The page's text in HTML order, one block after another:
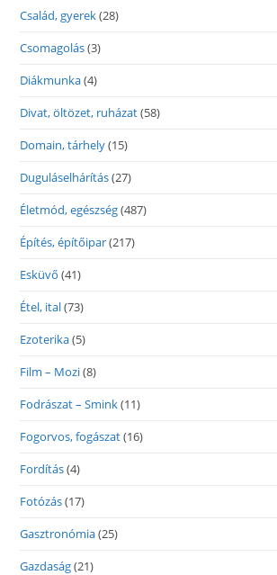
Család, gyerek(28)
Csomagolás(3)
Diákmunka(4)
Divat, öltözet, ruházat(58)
Domain, tárhely(15)
Duguláselhárítás(27)
Életmód, egészség(487)
Építés, építőipar(217)
Esküvő (41)
Étel, ital(73)
Ezoterika(5)
Film – Mozi(8)
Fodrászat – Smink(11)
Fogorvos, fogászat(16)
Fordítás(4)
Fotózás(17)
Gasztronómia(25)
Gazdaság(21)